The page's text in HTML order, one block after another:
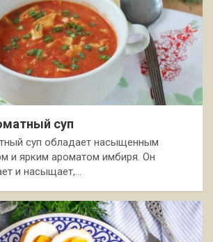
суп
суп обладает насыщенным
и ярким ароматом имбиря. Он
и насыщает,…